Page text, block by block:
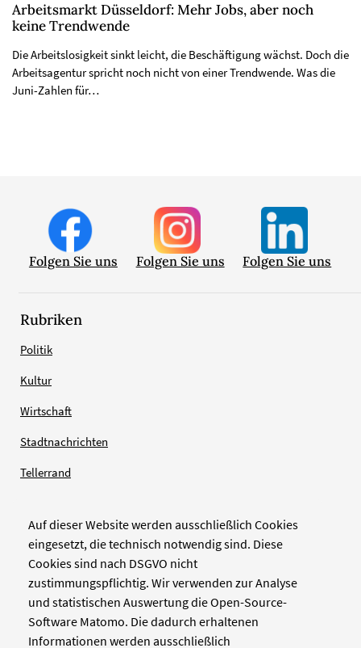
Auf dieser Website werden ausschließlich Cookies
eingesetzt, die technisch notwendig sind. Diese
Cookies sind nach DSGVO nicht
zustimmungspflichtig. Wir verwenden zur Analyse
und statistischen Auswertung die Open-Source-
Software Matomo. Die dadurch erhaltenen
Informationen werden ausschließlich
Arbeitsmarkt Düsseldorf: Mehr Jobs, aber noch
keine Trendwende
Die Arbeitslosigkeit sinkt leicht, die Beschäftigung wächst. Doch die
Arbeitsagentur spricht noch nicht von einer Trendwende. Was die
Juni-Zahlen für…
Folgen Sie uns Folgen Sie uns Folgen Sie uns
Rubriken
Politik
Kultur
Wirtschaft
Stadtnachrichten
Tellerrand
Verlag
Pinienstraße 2
40233 Düsseldorf
www.zellwerk.com